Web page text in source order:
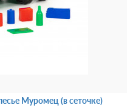
Муромец (в сеточке)